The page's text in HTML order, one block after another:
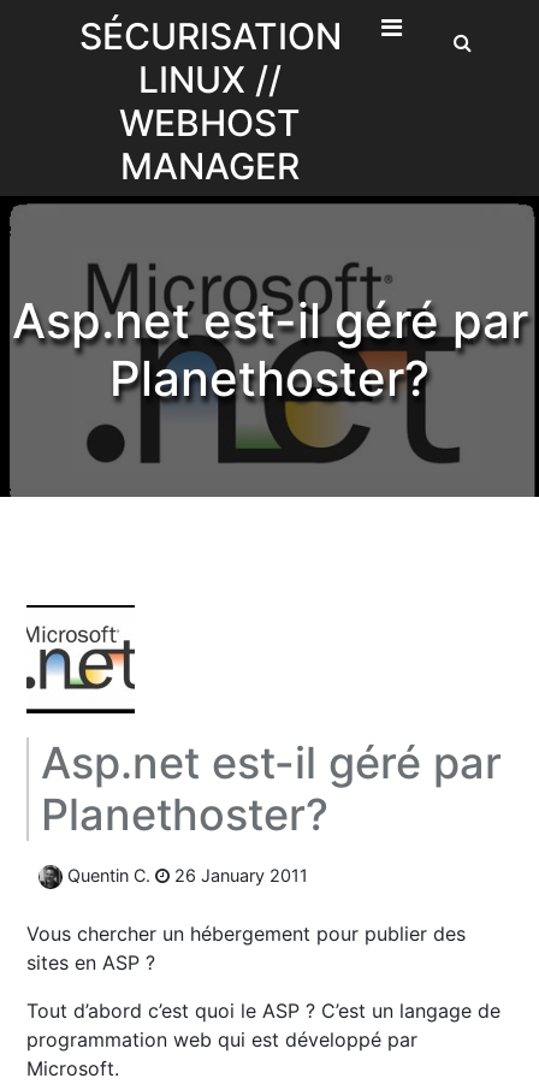
SÉCURISATION
LINUX //
WEBHOST
MANAGER
Asp.net est-il géré par
Planethoster?
Asp.net est-il géré par
Planethoster?
Quentin C. 26 January 2011
Vous chercher un hébergement pour publier des
sites en ASP ?
Tout d’abord c’est quoi le ASP ? C’est un langage de
programmation web qui est développé par
Microsoft.